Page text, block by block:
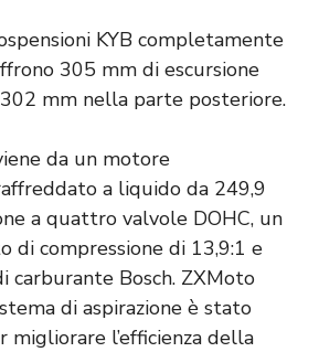
KYB completamente
305 mm di escursione
mm nella parte posteriore.
da un motore
a liquido da 249,9
a quattro valvole DOHC, un
di compressione di 13,9:1 e
carburante Bosch. ZXMoto
di aspirazione è stato
l’efficienza della